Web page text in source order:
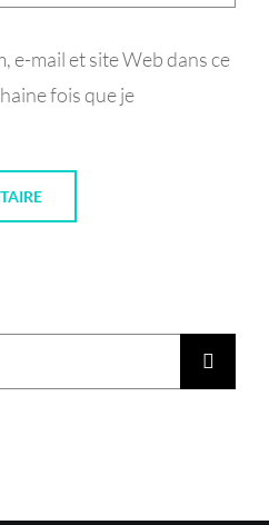
e-mail et site Web dans ce
fois que je